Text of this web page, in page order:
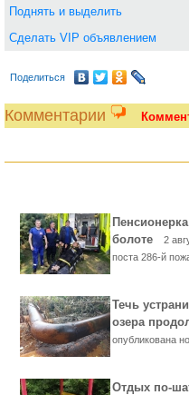
Поднять и выделить
Сделать VIP объявлением
Поделиться
Комментарии
болоте
2
поста 286-й
Течь
озера
опубликована
Отдых по-